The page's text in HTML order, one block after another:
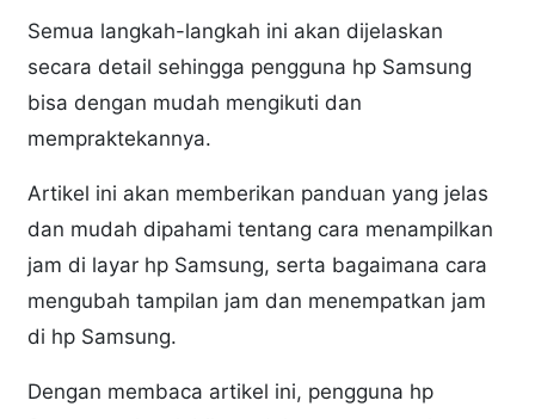
Semua langkah-langkah ini akan dijelaskan
secara detail sehingga pengguna hp Samsung
bisa dengan mudah mengikuti dan
mempraktekannya.
Artikel ini akan memberikan panduan yang jelas
dan mudah dipahami tentang cara menampilkan
jam di layar hp Samsung, serta bagaimana cara
mengubah tampilan jam dan menempatkan jam
di hp Samsung.
Dengan membaca artikel ini, pengguna hp